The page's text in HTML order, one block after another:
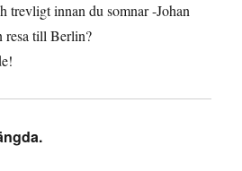
trevligt innan du somnar -Johan
resa till Berlin?